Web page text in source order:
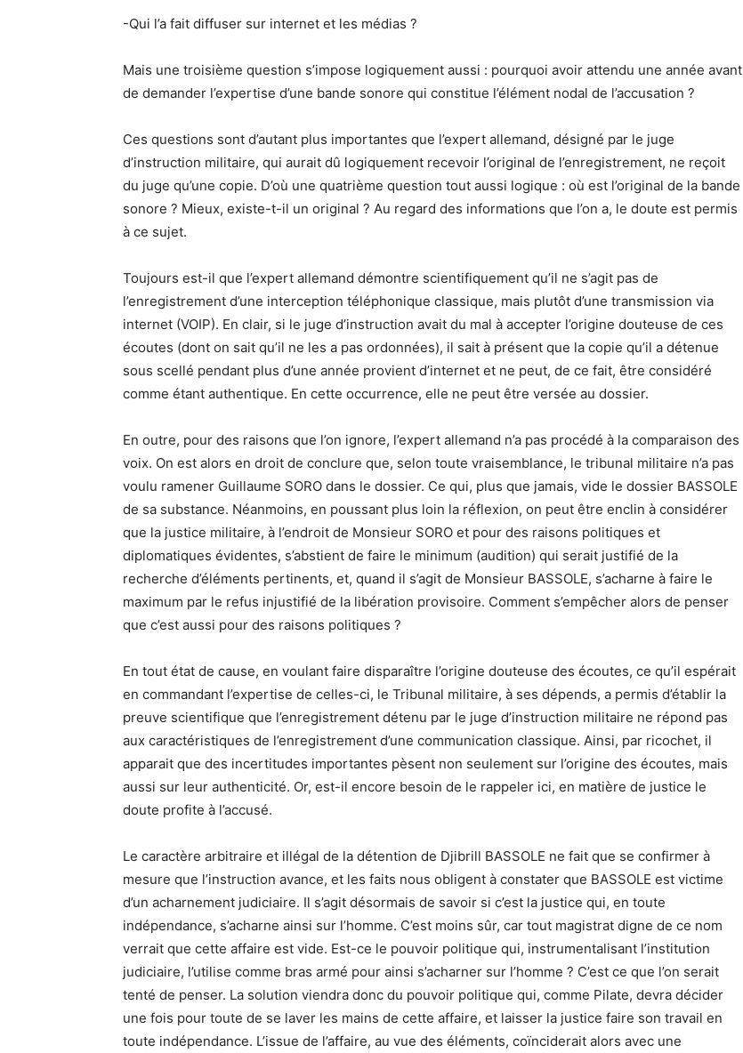
-Qui l’a fait diffuser sur internet et les médias ?
Mais une troisième question s’impose logiquement aussi : pourquoi avoir attendu une année avant
de demander l’expertise d’une bande sonore qui constitue l’élément nodal de l’accusation ?
Ces questions sont d’autant plus importantes que l’expert allemand, désigné par le juge
d’instruction militaire, qui aurait dû logiquement recevoir l’original de l’enregistrement, ne reçoit
du juge qu’une copie. D’où une quatrième question tout aussi logique : où est l’original de la bande
sonore ? Mieux, existe-t-il un original ? Au regard des informations que l’on a, le doute est permis
à ce sujet.
Toujours est-il que l’expert allemand démontre scientifiquement qu’il ne s’agit pas de
l’enregistrement d’une interception téléphonique classique, mais plutôt d’une transmission via
internet (VOIP). En clair, si le juge d’instruction avait du mal à accepter l’origine douteuse de ces
écoutes (dont on sait qu’il ne les a pas ordonnées), il sait à présent que la copie qu’il a détenue
sous scellé pendant plus d’une année provient d’internet et ne peut, de ce fait, être considéré
comme étant authentique. En cette occurrence, elle ne peut être versée au dossier.
En outre, pour des raisons que l’on ignore, l’expert allemand n’a pas procédé à la comparaison des
voix. On est alors en droit de conclure que, selon toute vraisemblance, le tribunal militaire n’a pas
voulu ramener Guillaume SORO dans le dossier. Ce qui, plus que jamais, vide le dossier BASSOLE
de sa substance. Néanmoins, en poussant plus loin la réflexion, on peut être enclin à considérer
que la justice militaire, à l’endroit de Monsieur SORO et pour des raisons politiques et
diplomatiques évidentes, s’abstient de faire le minimum (audition) qui serait justifié de la
recherche d’éléments pertinents, et, quand il s’agit de Monsieur BASSOLE, s’acharne à faire le
maximum par le refus injustifié de la libération provisoire. Comment s’empêcher alors de penser
que c’est aussi pour des raisons politiques ?
En tout état de cause, en voulant faire disparaître l’origine douteuse des écoutes, ce qu’il espérait
en commandant l’expertise de celles-ci, le Tribunal militaire, à ses dépends, a permis d’établir la
preuve scientifique que l’enregistrement détenu par le juge d’instruction militaire ne répond pas
aux caractéristiques de l’enregistrement d’une communication classique. Ainsi, par ricochet, il
apparait que des incertitudes importantes pèsent non seulement sur l’origine des écoutes, mais
aussi sur leur authenticité. Or, est-il encore besoin de le rappeler ici, en matière de justice le
doute profite à l’accusé.
Le caractère arbitraire et illégal de la détention de Djibrill BASSOLE ne fait que se confirmer à
mesure que l’instruction avance, et les faits nous obligent à constater que BASSOLE est victime
d’un acharnement judiciaire. Il s’agit désormais de savoir si c’est la justice qui, en toute
indépendance, s’acharne ainsi sur l’homme. C’est moins sûr, car tout magistrat digne de ce nom
verrait que cette affaire est vide. Est-ce le pouvoir politique qui, instrumentalisant l’institution
judiciaire, l’utilise comme bras armé pour ainsi s’acharner sur l’homme ? C’est ce que l’on serait
tenté de penser. La solution viendra donc du pouvoir politique qui, comme Pilate, devra décider
une fois pour toute de se laver les mains de cette affaire, et laisser la justice faire son travail en
toute indépendance. L’issue de l’affaire, au vue des éléments, coïnciderait alors avec une